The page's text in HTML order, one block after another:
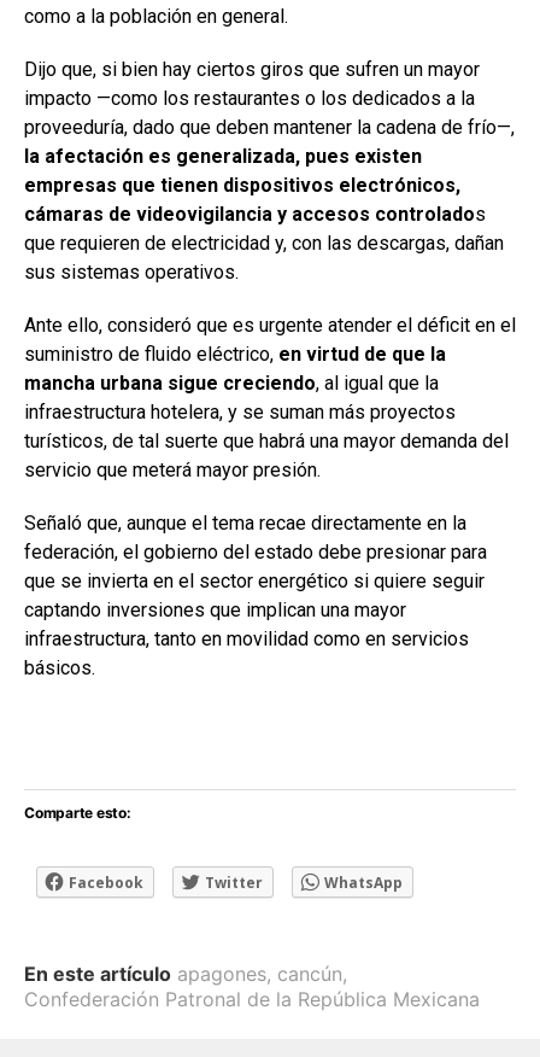
como a la población en general.
Dijo que, si bien hay ciertos giros que sufren un mayor
impacto —como los restaurantes o los dedicados a la
proveeduría, dado que deben mantener la cadena de frío—,
la afectación es generalizada, pues existen
empresas que tienen dispositivos electrónicos,
cámaras de videovigilancia y accesos controlados
que requieren de electricidad y, con las descargas, dañan
sus sistemas operativos.
Ante ello, consideró que es urgente atender el déficit en el
suministro de fluido eléctrico, en virtud de que la
mancha urbana sigue creciendo, al igual que la
infraestructura hotelera, y se suman más proyectos
turísticos, de tal suerte que habrá una mayor demanda del
servicio que meterá mayor presión.
Señaló que, aunque el tema recae directamente en la
federación, el gobierno del estado debe presionar para
que se invierta en el sector energético si quiere seguir
captando inversiones que implican una mayor
infraestructura, tanto en movilidad como en servicios
básicos.
Comparte esto:
Facebook Twitter WhatsApp
En este artículo apagones, cancún,
Confederación Patronal de la República Mexicana